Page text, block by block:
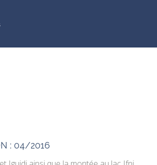
: 04/2016